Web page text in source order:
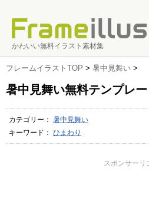
かわいい無料イラスト素材集
フレームイラストTOP > 暑中見舞い >
暑中見舞い無料テンプレー
カテゴリー： 暑中見舞い
キーワード： ひまわり
スポンサーリ